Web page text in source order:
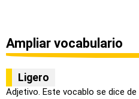
Ampliar vocabulario
Ligero
Adjetivo. Este vocablo se dice